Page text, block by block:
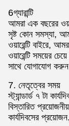
6গ্যারান্টি
আমরা এক বছরের
সৃষ্ট কোন সমস্যা,
ওয়ারেন্টি বাইরে,
ওয়ারেন্টি সময়ের
সাথে যোগাযোগ
7. নেতৃত্বের সময়
স্ট্যান্ডার্ড ৭ টা
বিস্তারিত
কার্যদিবসের প্রয়োজন.